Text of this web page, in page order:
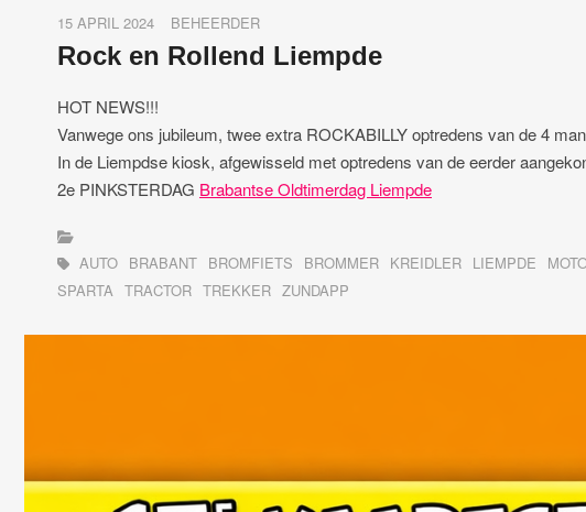
15 APRIL 2024 BEHEERDER
Rock en Rollend Liempde
HOT NEWS!!!
Vanwege ons jubileum, twee extra ROCKABILLY optredens van de 4
In de Liempdse kiosk, afgewisseld met optredens van de eerder
2e PINKSTERDAG Brabantse Oldtimerdag Liempde
AUTO BRABANT BROMFIETS BROMMER KREIDLER LIEMPDE
SPARTA TRACTOR TREKKER ZUNDAPP